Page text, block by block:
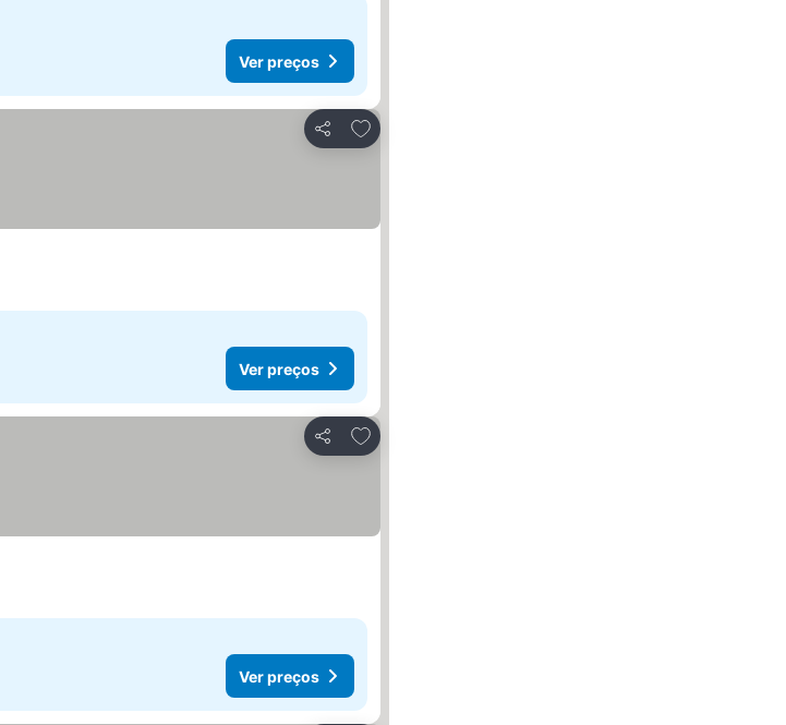
Ver preços
Partilhar
Adicionar aos favoritos
Ver preços
Partilhar
Adicionar aos favoritos
Ver preços